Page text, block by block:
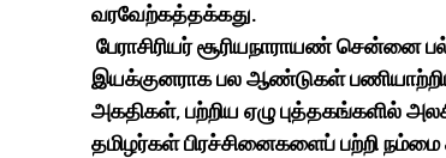
வரவேற்கத்தக்கது.
இயக்குனராக பல ஆண்டுகள்
அகதிகள், பற்றிய ஏழு புத்தகங்களில்
தமிழர்கள் பிரச்சினைகளைப் பற்றி